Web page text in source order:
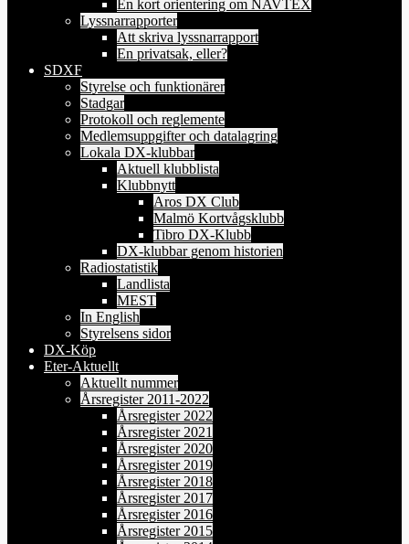
En kort orientering om NAVTEX
Lyssnarrapporter
Att skriva lyssnarrapport
En privatsak, eller?
SDXF
Styrelse och funktionärer
Stadgar
Protokoll och reglemente
Medlemsuppgifter och datalagring
Lokala DX-klubbar
Aktuell klubblista
Klubbnytt
Aros DX Club
Malmö Kortvågsklubb
Tibro DX-Klubb
DX-klubbar genom historien
Radiostatistik
Landlista
MEST
In English
Styrelsens sidor
DX-Köp
Eter-Aktuellt
Aktuellt nummer
Årsregister 2011-2022
Årsregister 2022
Årsregister 2021
Årsregister 2020
Årsregister 2019
Årsregister 2018
Årsregister 2017
Årsregister 2016
Årsregister 2015